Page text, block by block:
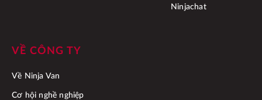
Ninjachat
VỀ CÔNG TY
Về Ninja Van
Cơ hội nghề nghiệp